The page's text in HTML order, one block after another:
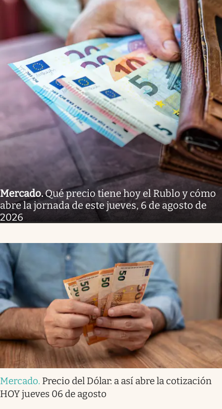
Mercado.Qué precio tiene hoy el Rublo y cómo
abre la jornada de este jueves, 6 de agosto de
2026
Mercado. Precio del Dólar: a así abre la cotización
HOY jueves 06 de agosto